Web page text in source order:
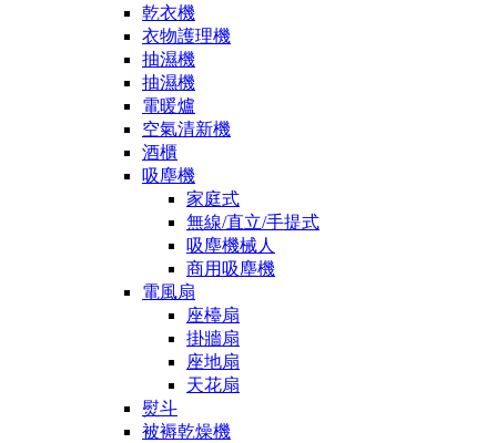
乾衣機
衣物護理機
抽濕機
抽濕機
電暖爐
空氣清新機
酒櫃
吸塵機
家庭式
無線/直立/手提式
吸塵機械人
商用吸塵機
電風扇
座檯扇
掛牆扇
座地扇
天花扇
熨斗
被褥乾燥機